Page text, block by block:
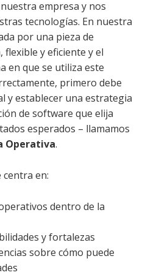
empresa y nos
tecnologías. En nuestra
por una pieza de
y eficiente y el
en que se utiliza este
primero debe
y establecer una estrategia
de software que elija
esperados – llamamos
Operativa.
en:
dentro de la
y fortalezas
sobre cómo puede